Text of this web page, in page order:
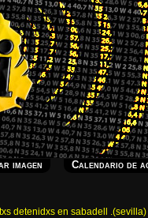
detenidxs en sabadell .(sevilla)
imagen Calendario de